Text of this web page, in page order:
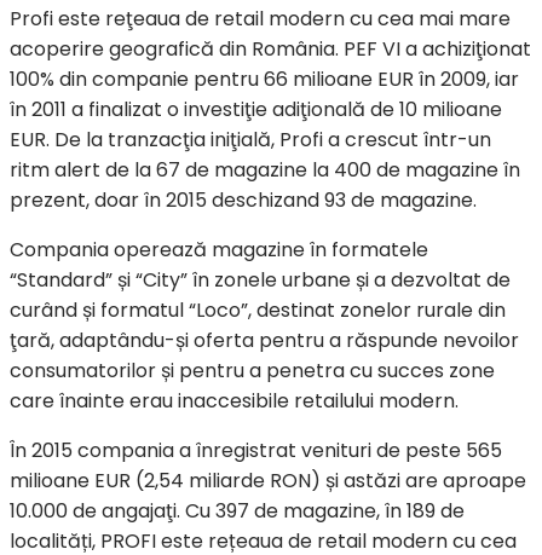
Profi este reţeaua de retail modern cu cea mai mare
acoperire geografică din România. PEF VI a achiziţionat
100% din companie pentru 66 milioane EUR în 2009, iar
în 2011 a finalizat o investiţie adiţională de 10 milioane
EUR. De la tranzacţia iniţială, Profi a crescut într-un
ritm alert de la 67 de magazine la 400 de magazine în
prezent, doar în 2015 deschizand 93 de magazine.
Compania operează magazine în formatele
“Standard” și “City” în zonele urbane și a dezvoltat de
curând și formatul “Loco”, destinat zonelor rurale din
ţară, adaptându-și oferta pentru a răspunde nevoilor
consumatorilor și pentru a penetra cu succes zone
care înainte erau inaccesibile retailului modern.
În 2015 compania a înregistrat venituri de peste 565
milioane EUR (2,54 miliarde RON) și astăzi are aproape
10.000 de angajaţi. Cu 397 de magazine, în 189 de
localități, PROFI este rețeaua de retail modern cu cea